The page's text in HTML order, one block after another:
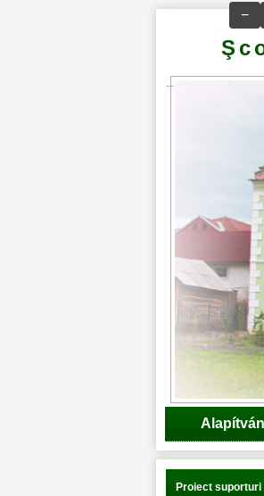
−
Proiect suporturi